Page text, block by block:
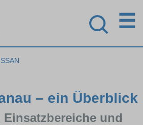
☰
– ein Überblick
und